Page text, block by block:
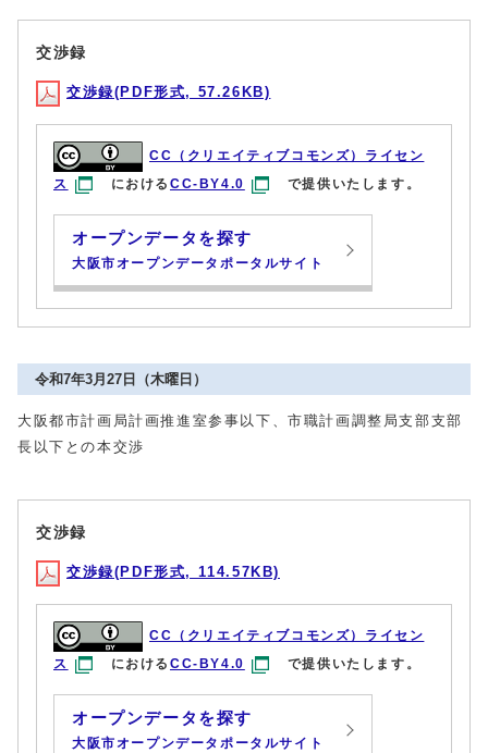
交渉録
交渉録(PDF形式, 57.26KB)
CC（クリエイティブコモンズ）ライセン
ス
におけるCC-BY4.0 で提供いたします。
オープンデータを探す
大阪市オープンデータポータルサイト
令和7年3月27日（木曜日）
大阪都市計画局計画推進室参事以下、市職計画調整局支部支部
長以下との本交渉
交渉録
交渉録(PDF形式, 114.57KB)
CC（クリエイティブコモンズ）ライセン
ス
におけるCC-BY4.0 で提供いたします。
オープンデータを探す
大阪市オープンデータポータルサイト